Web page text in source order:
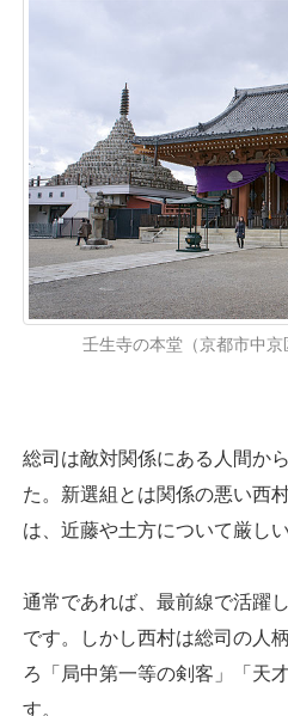
壬生寺の本堂（京都市中京
総司は敵対関係にある人間か
た。新選組とは関係の悪い西
は、近藤や土方について厳し
通常であれば、最前線で活躍
です。しかし西村は総司の人
ろ「局中第一等の剣客」「天
す。